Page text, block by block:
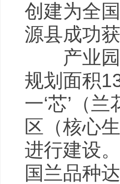
创建为全
源县成功
产业园
规划面积
一‘芯’（
区（核心
进行建设
国兰品种